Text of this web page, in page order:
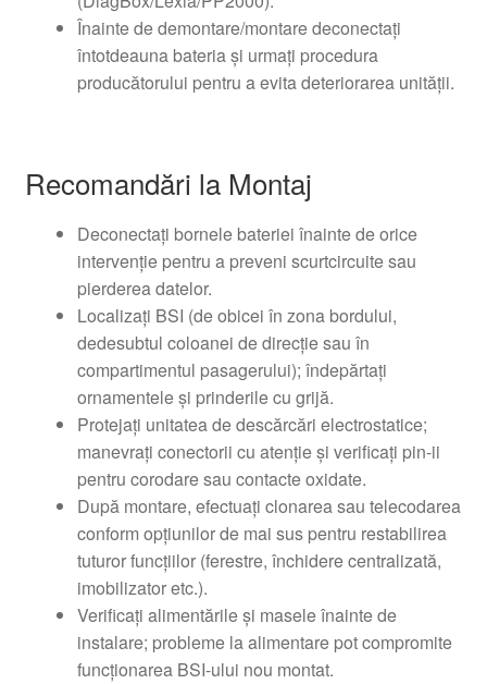
Înainte de demontare/montare deconectați
întotdeauna bateria și urmați procedura
producătorului pentru a evita deteriorarea unității.
Recomandări la Montaj
Deconectați bornele bateriei înainte de orice
intervenție pentru a preveni scurtcircuite sau
pierderea datelor.
Localizați BSI (de obicei în zona bordului,
dedesubtul coloanei de direcție sau în
compartimentul pasagerului); îndepărtați
ornamentele și prinderile cu grijă.
Protejați unitatea de descărcări electrostatice;
manevrați conectorii cu atenție și verificați pin-ii
pentru corodare sau contacte oxidate.
După montare, efectuați clonarea sau telecodarea
conform opțiunilor de mai sus pentru restabilirea
tuturor funcțiilor (ferestre, închidere centralizată,
imobilizator etc.).
Verificați alimentările și masele înainte de
instalare; probleme la alimentare pot compromite
funcționarea BSI-ului nou montat.